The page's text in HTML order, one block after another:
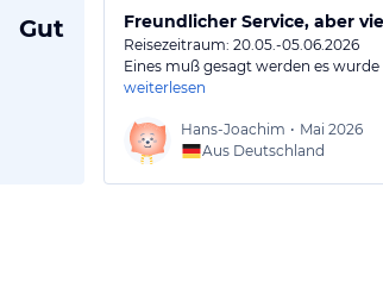
Gut Freundlicher Service, aber
Reisezeitraum: 20.05.-05.06.2026
Eines muß gesagt werden es
weiterlesen
Hans-Joachim • Mai 2026
Aus Deutschland